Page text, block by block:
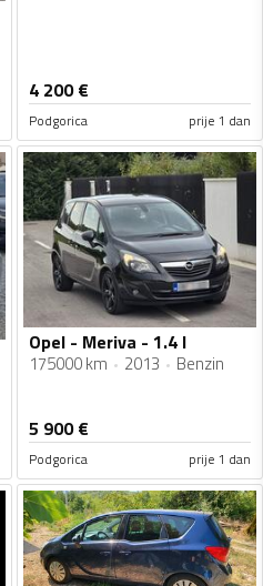
4 200€
Podgorica prije 1 dan
Opel - Meriva - 1.4 l
175000 km 2013 Benzin
5 900€
Podgorica prije 1 dan